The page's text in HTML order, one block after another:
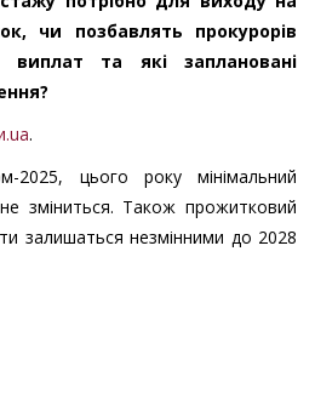
чи позбавлять прокурорів
виплат та які заплановані
.
2025, цього року мінімальний
зміниться. Також прожитковий
залишаться незмінними до 2028